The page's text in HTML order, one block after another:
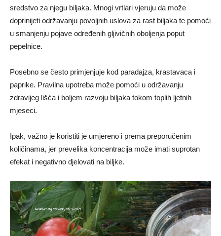
sredstvo za njegu biljaka. Mnogi vrtlari vjeruju da može
doprinijeti održavanju povoljnih uslova za rast biljaka te pomoći
u smanjenju pojave određenih gljivičnih oboljenja poput
pepelnice.
Posebno se često primjenjuje kod paradajza, krastavaca i
paprike. Pravilna upotreba može pomoći u održavanju
zdravijeg lišća i boljem razvoju biljaka tokom toplih ljetnih
mjeseci.
Ipak, važno je koristiti je umjereno i prema preporučenim
količinama, jer prevelika koncentracija može imati suprotan
efekat i negativno djelovati na biljke.